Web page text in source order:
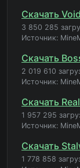
Скачать
3 850 285
Источник:
Скачать
2 019 610
Источник:
Скачать
1 957 295
Источник:
Скачать
1 778 858